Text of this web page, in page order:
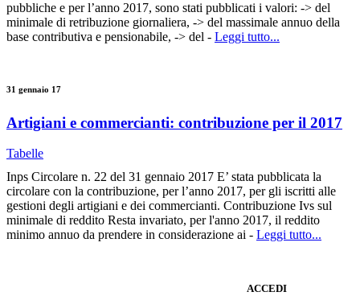
pubbliche e per l’anno 2017, sono stati pubblicati i valori: -> del
minimale di retribuzione giornaliera, -> del massimale annuo della
base contributiva e pensionabile, -> del - Leggi tutto...
31 gennaio 17
Artigiani e commercianti: contribuzione per il 2017
Tabelle
Inps Circolare n. 22 del 31 gennaio 2017 E’ stata pubblicata la
circolare con la contribuzione, per l’anno 2017, per gli iscritti alle
gestioni degli artigiani e dei commercianti. Contribuzione Ivs sul
minimale di reddito Resta invariato, per l'anno 2017, il reddito
minimo annuo da prendere in considerazione ai - Leggi tutto...
ACCEDI